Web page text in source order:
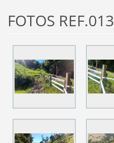
FOTOS REF.013